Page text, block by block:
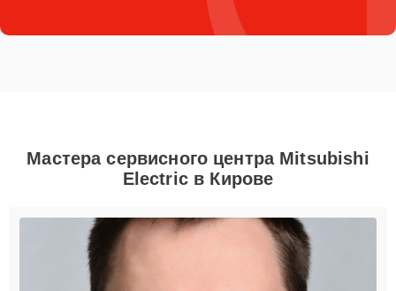
Мастера сервисного центра Mitsubishi
Electric в Кирове